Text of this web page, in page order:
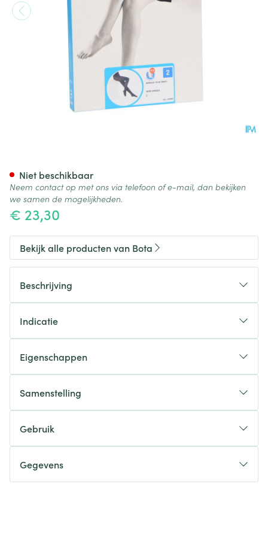
€ 23,30
Niet beschikbaar
Neem contact op met ons via telefoon of e-mail, dan bekijken
we samen de mogelijkheden.
Bekijk alle producten van Bota
Beschrijving
Indicatie
Eigenschappen
Samenstelling
Gebruik
Gegevens